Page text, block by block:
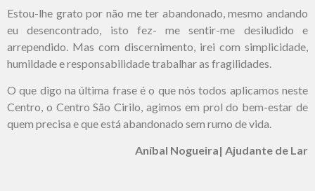
Estou-lhe grato por não me ter abandonado, mesmo andando
eu desencontrado, isto fez- me sentir-me desiludido e
arrependido. Mas com discernimento, irei com simplicidade,
humildade e responsabilidade trabalhar as fragilidades.
O que digo na última frase é o que nós todos aplicamos neste
Centro, o Centro São Cirilo, agimos em prol do bem-estar de
quem precisa e que está abandonado sem rumo de vida.
Aníbal Nogueira| Ajudante de Lar